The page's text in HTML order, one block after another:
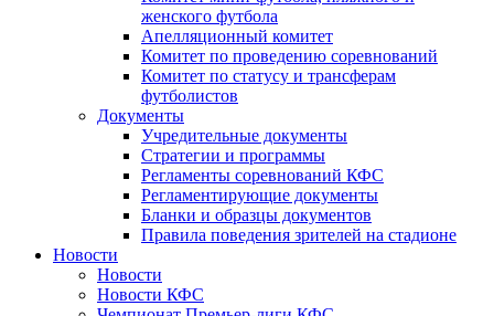
женского футбола
Апелляционный комитет
Комитет по проведению соревнований
Комитет по статусу и трансферам
футболистов
Документы
Учредительные документы
Стратегии и программы
Регламенты соревнований КФС
Регламентирующие документы
Бланки и образцы документов
Правила поведения зрителей на стадионе
Новости
Новости
Новости КФС